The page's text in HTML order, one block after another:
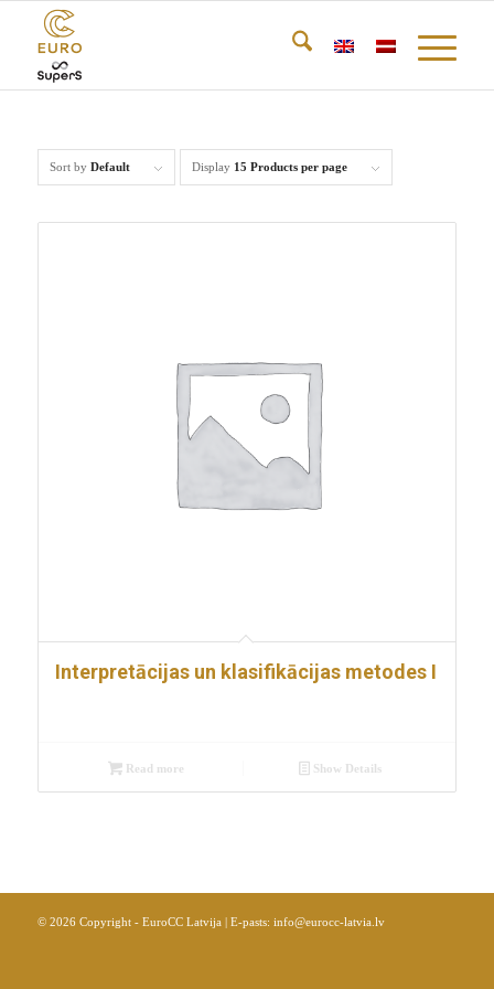
Sort by Default Display 15 Products per page
Interpretācijas un klasifikācijas metodes I
Read more Show Details
© 2026 Copyright - EuroCC Latvija | E-pasts: info@eurocc-latvia.lv